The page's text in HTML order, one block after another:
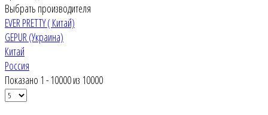
Выбрать производителя
EVER PRETTY ( Китай)
GEPUR (Украина)
Китай
Россия
Показано 1 - 10000 из 10000